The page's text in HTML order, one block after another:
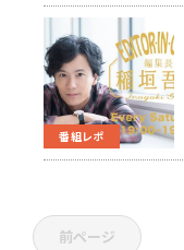
番組レポ
前ページ